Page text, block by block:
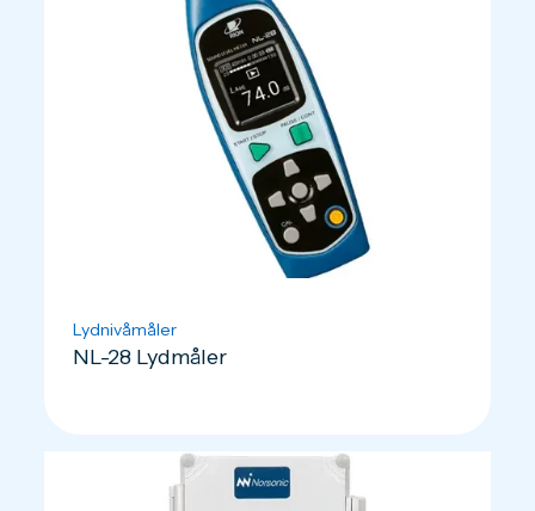
Lydnivåmåler
NL-28 Lydmåler